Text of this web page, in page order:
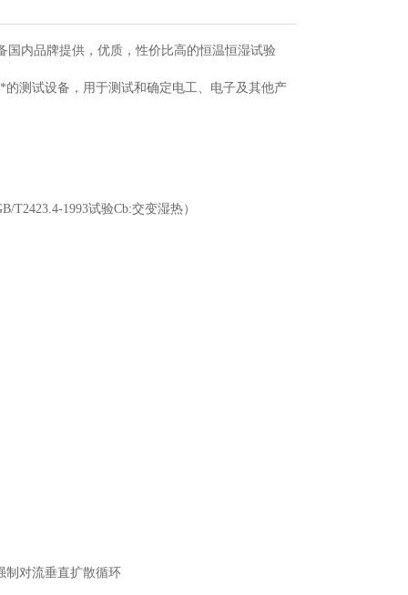
内品牌提供，优质，性价比高的恒温恒湿试验
测试设备，用于测试和确定电工、电子及其他产
T2423.4-1993试验Cb:交变湿热）
制对流垂直扩散循环